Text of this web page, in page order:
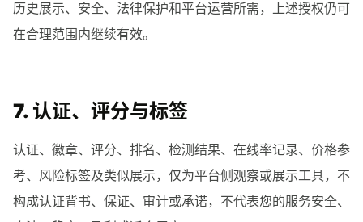
历史展示、安全、法律保护和平台运营所需，上述授权仍可
在合理范围内继续有效。
7. 认证、评分与标签
认证、徽章、评分、排名、检测结果、在线率记录、价格参
考、风险标签及类似展示，仅为平台侧观察或展示工具，不
构成认证背书、保证、审计或承诺，不代表您的服务安全、